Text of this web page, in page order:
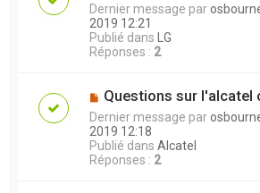
Dernier message par
2019 12:21
Publié dans
LG
Réponses : 2
Questions sur l'alcatel
Dernier message par
2019 12:18
Publié dans Alcatel
Réponses : 2